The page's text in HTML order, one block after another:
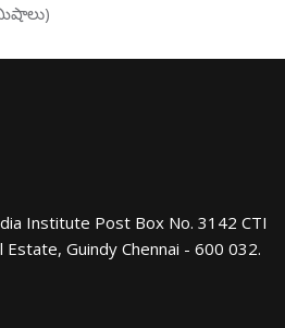
Institute Post Box No. 3142 CTI
Guindy Chennai - 600 032.